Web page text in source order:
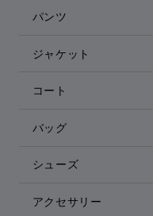
パンツ
ジャケット
コート
バッグ
シューズ
アクセサリー